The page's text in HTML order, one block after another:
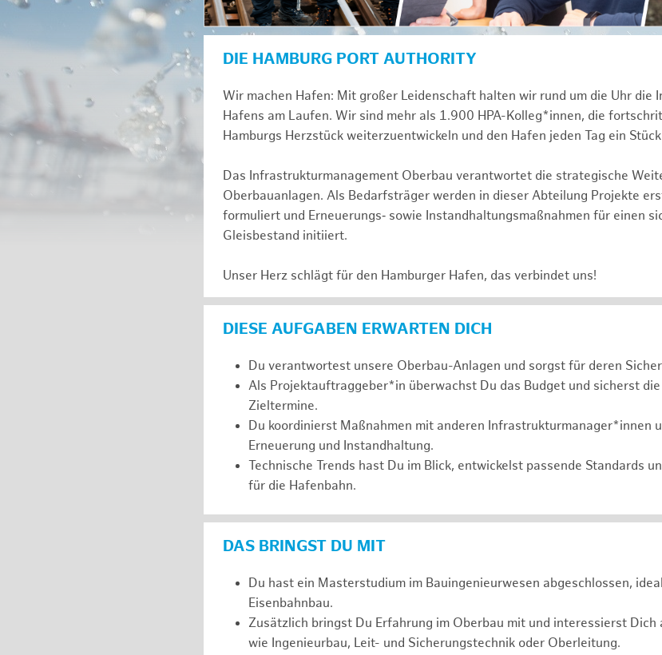
DIE HAMBURG PORT AUTHORITY
Wir machen Hafen: Mit großer Leidenschaft halten wir rund um die Uhr die
Hafens am Laufen. Wir sind mehr als 1.900 HPA-Kolleg*innen, die
Hamburgs Herzstück weiterzuentwickeln und den Hafen jeden Tag ein
Das Infrastrukturmanagement Oberbau verantwortet die strategische
Oberbauanlagen. Als Bedarfsträger werden in dieser Abteilung Projekte
formuliert und Erneuerungs‑ sowie Instandhaltungsmaßnahmen für einen
Gleisbestand initiiert.
Unser Herz schlägt für den Hamburger Hafen, das verbindet uns!
DIESE AUFGABEN ERWARTEN DICH
Du verantwortest unsere Oberbau-Anlagen und sorgst für deren
Als Projektauftraggeber*in überwachst Du das Budget und sicherst
Zieltermine.
Du koordinierst Maßnahmen mit anderen Infrastrukturmanager*innen
Erneuerung und Instandhaltung.
Technische Trends hast Du im Blick, entwickelst passende Standards
für die Hafenbahn.
DAS BRINGST DU MIT
Du hast ein Masterstudium im Bauingenieurwesen abgeschlossen,
Eisenbahnbau.
Zusätzlich bringst Du Erfahrung im Oberbau mit und interessierst Dich
wie Ingenieurbau, Leit- und Sicherungstechnik oder Oberleitung.